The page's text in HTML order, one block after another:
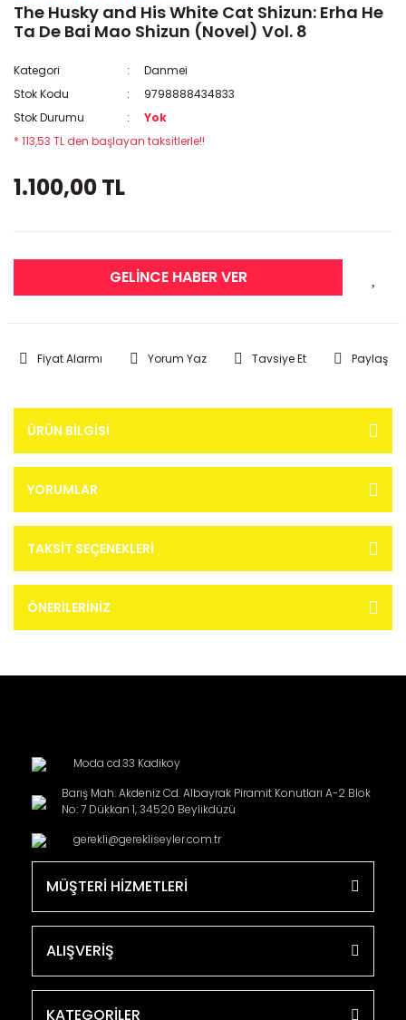
The Husky and His White Cat Shizun: Erha He
Ta De Bai Mao Shizun (Novel) Vol. 8
Kategori
Danmei
Stok Kodu
9798888434833
Stok Durumu
Yok
* 113,53 TL den başlayan taksitlerle!!
1.100,00 TL
GELİNCE HABER VER
Fiyat Alarmı Yorum Yaz Tavsiye Et Paylaş
ÜRÜN BILGISI
YORUMLAR
TAKSIT SEÇENEKLERI
ÖNERILERINIZ
Moda cd.33 Kadikoy
Barış Mah. Akdeniz Cd. Albayrak Piramit Konutları A-2 Blok
No: 7 Dükkan 1, 34520 Beylikdüzü
gerekli@gerekliseyler.com.tr
MÜŞTERİ HİZMETLERİ
ALIŞVERİŞ
KATEGORİLER